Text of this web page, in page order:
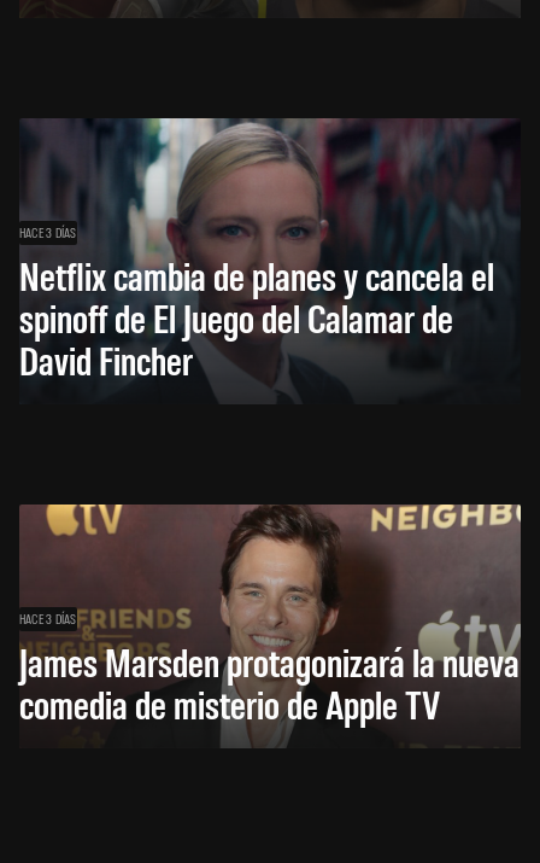
HACE 3 DÍAS
Netflix cambia de planes y cancela el
spinoff de El Juego del Calamar de
David Fincher
HACE 3 DÍAS
James Marsden protagonizará la nueva
comedia de misterio de Apple TV